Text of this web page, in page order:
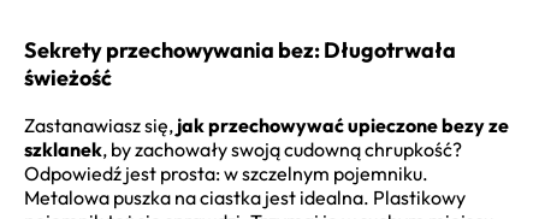
Sekrety przechowywania bez: Długotrwała
świeżość
Zastanawiasz się, jak przechowywać upieczone bezy ze
szklanek, by zachowały swoją cudowną chrupkość?
Odpowiedź jest prosta: w szczelnym pojemniku.
Metalowa puszka na ciastka jest idealna. Plastikowy